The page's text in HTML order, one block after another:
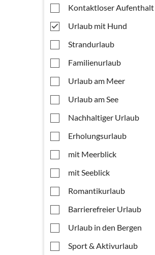
Kontaktloser Aufenthalt
Urlaub mit Hund
Strandurlaub
Familienurlaub
Urlaub am Meer
Urlaub am See
Nachhaltiger Urlaub
Erholungsurlaub
mit Meerblick
mit Seeblick
Romantikurlaub
Barrierefreier Urlaub
Urlaub in den Bergen
Sport & Aktivurlaub